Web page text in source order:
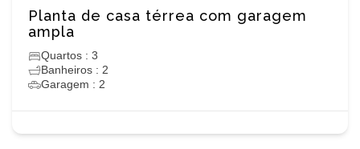
Planta de casa térrea com garagem
ampla
Quartos : 3
Banheiros : 2
Garagem : 2